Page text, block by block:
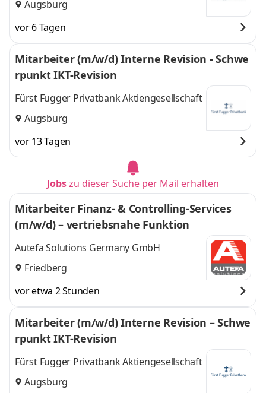
Augsburg
vor 6 Tagen
Mitarbeiter (m/w/d) Interne Revision - Schwe
rpunkt IKT-Revision
Fürst Fugger Privatbank Aktiengesellschaft
Augsburg
vor 13 Tagen
Jobszu dieser Suche per Mail erhalten
Mitarbeiter Finanz- & Controlling-Services
(m/w/d) – vertriebsnahe Funktion
Autefa Solutions Germany GmbH
Friedberg
vor etwa 2 Stunden
Mitarbeiter (m/w/d) Interne Revision – Schwe
rpunkt IKT-Revision
Fürst Fugger Privatbank Aktiengesellschaft
Augsburg